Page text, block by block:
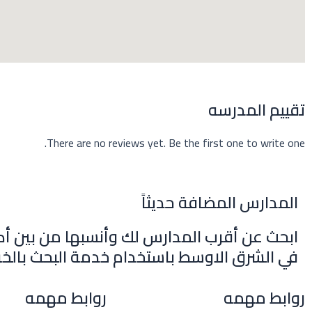
تقييم المدرسه
There are no reviews yet. Be the first one to write one.
المدارس المضافة حديثاً
ابحث عن أقرب المدارس لك وأنسبها من بين
في الشرق الاوسط باستخدام خدمة البحث
روابط مهمه روابط مهمه